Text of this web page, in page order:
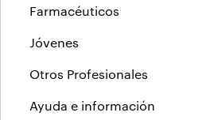
Farmacéuticos
Jóvenes
Otros Profesionales
Ayuda e información